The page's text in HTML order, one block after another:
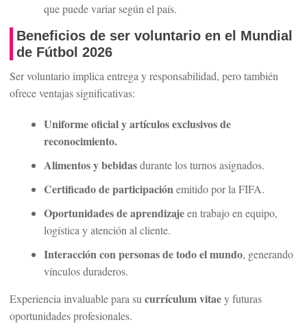
que puede variar según el país.
Beneficios de ser voluntario en el Mundial
de Fútbol 2026
Ser voluntario implica entrega y responsabilidad, pero también
ofrece ventajas significativas:
Uniforme oficial y artículos exclusivos de
reconocimiento.
Alimentos y bebidasdurante los turnos asignados.
Certificado de participaciónemitido por la FIFA.
Oportunidades de aprendizajeen trabajo en equipo,
logística y atención al cliente.
Interacción con personas de todo el mundo, generando
vínculos duraderos.
Experiencia invaluable para su currículum vitaey futuras
oportunidades profesionales.